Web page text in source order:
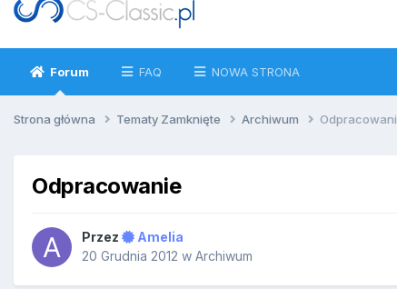
Forum FAQ NOWA STRONA
Strona główna Tematy Zamknięte Archiwum
Odpracowanie
Przez
Amelia
20 Grudnia 2012 w Archiwum